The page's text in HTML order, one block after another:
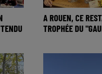
A ROUEN, CE
TROPHÉE DU